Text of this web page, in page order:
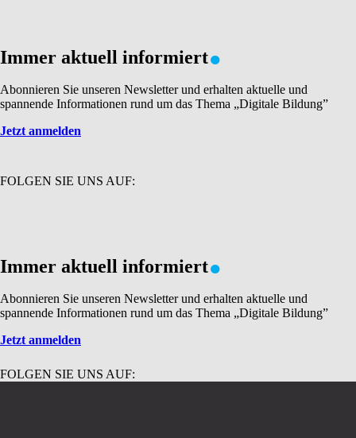
Immer aktuell informiert.
Abonnieren Sie unseren Newsletter und erhalten aktuelle und
spannende Informationen rund um das Thema „Digitale Bildung”
Jetzt anmelden
FOLGEN SIE UNS AUF:
Immer aktuell informiert.
Abonnieren Sie unseren Newsletter und erhalten aktuelle und
spannende Informationen rund um das Thema „Digitale Bildung”
Jetzt anmelden
FOLGEN SIE UNS AUF: